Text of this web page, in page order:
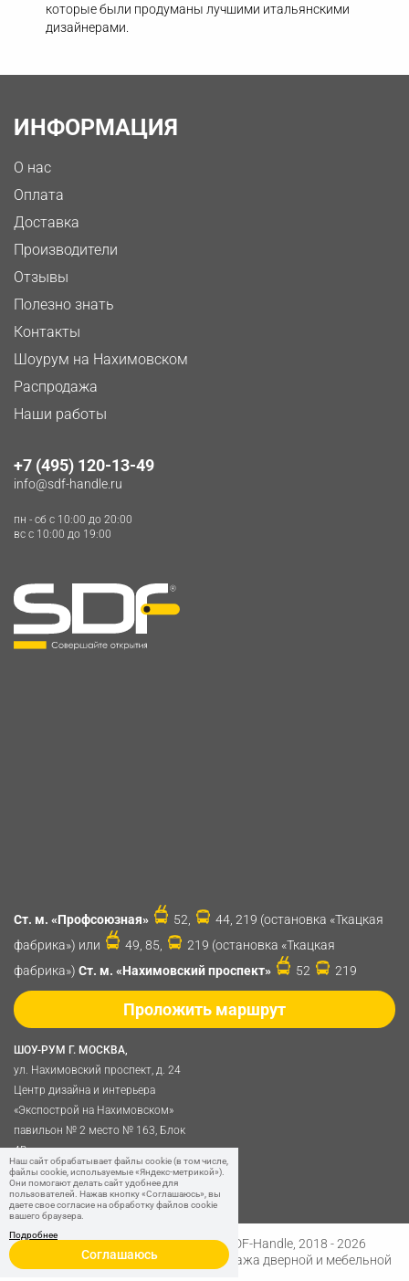
которые были продуманы лучшими итальянскими
дизайнерами.
ИНФОРМАЦИЯ
О нас
Оплата
Доставка
Производители
Отзывы
Полезно знать
Контакты
Шоурум на Нахимовском
Распродажа
Наши работы
+7 (495) 120-13-49
info@sdf-handle.ru
пн - сб c 10:00 до 20:00
вс c 10:00 до 19:00
ШОУ-РУМ Г. МОСКВА,
ул. Нахимовский проспект, д. 24
Центр дизайна и интерьера
«Экспострой на Нахимовском»
павильон № 2 место № 163, Блок
4B
Политика обработки
персональных данных
Ст. м. «Профсоюзная» 52,
44, 219 (остановка «Ткацкая
фабрика») или
49, 85,
219 (остановка «Ткацкая
фабрика») Ст. м. «Нахимовский проспект» 52 219
Проложить маршрут
Разработано вDigital Clouds
© SDF-Handle, 2018 - 2026
Интернет-магазин и розничная продажа дверной и мебельной
Наш сайт обрабатывает файлы cookie (в том числе,
файлы cookie, используемые «Яндекс-метрикой»).
Они помогают делать сайт удобнее для
пользователей. Нажав кнопку «Соглашаюсь», вы
даете свое согласие на обработку файлов cookie
вашего браузера.
Подробнее
Соглашаюсь